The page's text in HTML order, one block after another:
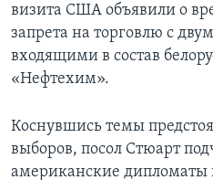
визита США объявили о
запрета на торговлю с
входящими в состав
«Нефтехим».
Коснувшись темы
выборов, посол Стюарт
американские